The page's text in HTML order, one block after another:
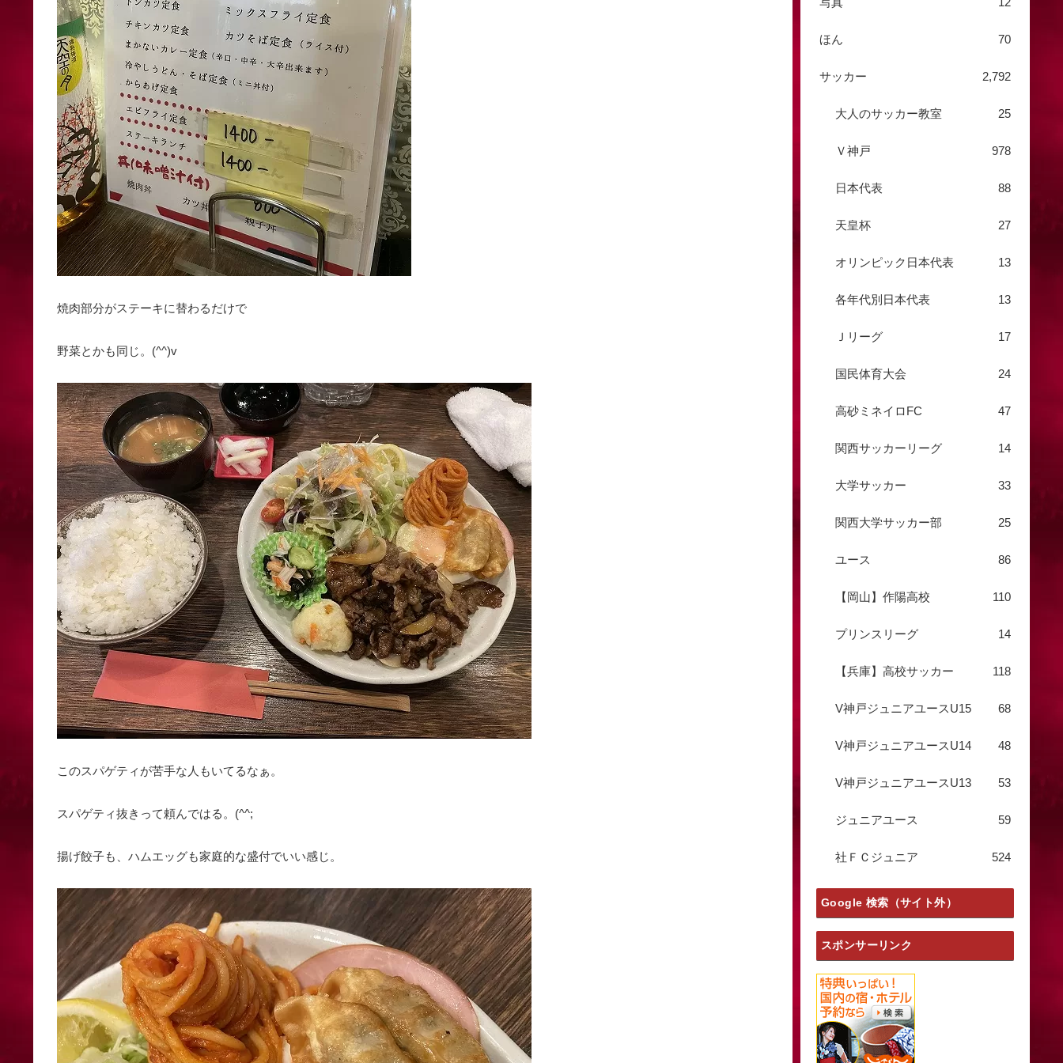
焼肉部分がステーキに替わるだけで
野菜とかも同じ。(^^)v
このスパゲティが苦手な人もいてるなぁ。
スパゲティ抜きって頼んではる。(^^;
揚げ餃子も、ハムエッグも家庭的な盛付でいい感じ。
ほん 70
サッカー 2,792
大人のサッカー教室 25
Ｖ神戸 978
日本代表 88
天皇杯 27
オリンピック日本代表 13
各年代別日本代表 13
Ｊリーグ 17
国民体育大会 24
高砂ミネイロFC 47
関西サッカーリーグ 14
大学サッカー 33
関西大学サッカー部 25
ユース 86
【岡山】作陽高校 110
プリンスリーグ 14
【兵庫】高校サッカー 118
V神戸ジュニアユースU15 68
V神戸ジュニアユースU14 48
V神戸ジュニアユースU13 53
ジュニアユース 59
社ＦＣジュニア 524
Google 検索（サイト外）
スポンサーリンク